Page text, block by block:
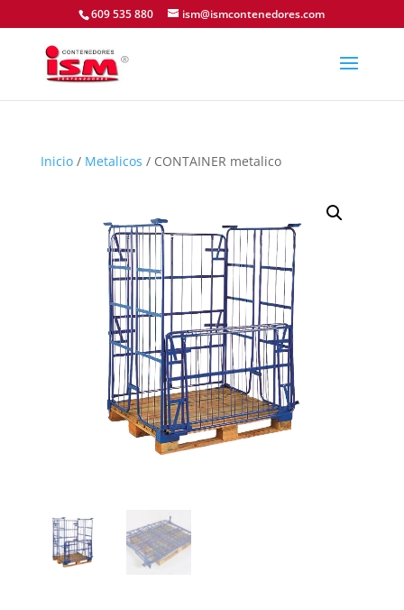
609 535 880 ism@ismcontenedores.com
Inicio/ Metalicos / CONTAINER metalico